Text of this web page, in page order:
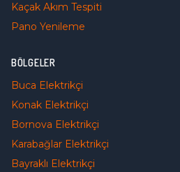
Kaçak Akım Tespiti
Pano Yenileme
BÖLGELER
Buca Elektrikçi
Konak Elektrikçi
Bornova Elektrikçi
Karabağlar Elektrikçi
Bayraklı Elektrikçi